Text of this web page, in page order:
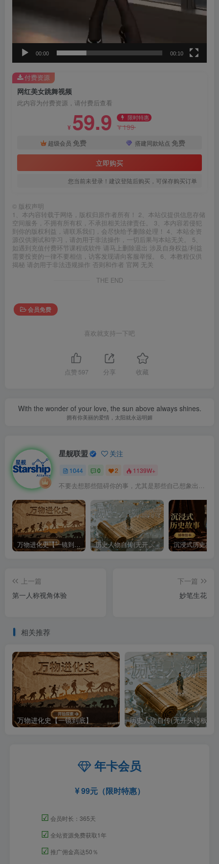
00:00 00:10
网红美女跳舞视频
此内容为付费资源，请付费后查看
¥ 59.9 限时特惠
¥199
超级会员 免费 搭建同款站点 免费
立即购买
您当前未登录！建议登陆后购买，可保存购买订单
付费资源
© 版权声明
1、本内容转载于网络，版权归原作者所有！ 2、本站仅提供信息存储
空间服务，不拥有所有权，不承担相关法律责任。 3、本内容若侵犯
到你的版权利益，请联系我们，会尽快给予删除处理！ 4、本站全资
源仅供测试和学习，请勿用于非法操作，一切后果与本站无关。 5、
如遇到充值付费环节课程或软件 请马上删除退出 涉及自身权益/利益
需要投资的一律不要相信，访客发现请向客服举报。 6、本教程仅供
揭秘 请勿用于非法违规操作 否则和作者 官网 无关
THE END
会员免费
喜欢就支持一下吧
点赞 597 分享 收藏
With the wonder of your love, the sun above always shines.
拥有你美丽的爱情，太阳就永远明媚
星舰联盟 关注
1044 0 2 1139W+
不要去想那些阻碍你的事，尤其是那些自己想象出来的事
万物进化史【一镜到底】 历史人物自传(无开头模板)
上一篇
第一人称视角体验
下一篇
妙笔生花
相关推荐
万物进化史【一镜到底】 历史人物自传(无开头模板)
年卡会员
99元（限时特惠）
☑ 会员时长：365天
☑ 全站资源免费获取1年
☑ 推广佣金高达50％